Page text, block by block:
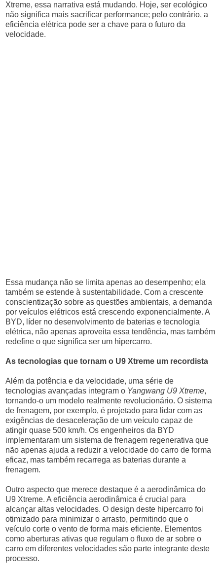
Xtreme, essa narrativa está mudando. Hoje, ser ecológico
não significa mais sacrificar performance; pelo contrário, a
eficiência elétrica pode ser a chave para o futuro da
velocidade.
Essa mudança não se limita apenas ao desempenho; ela
também se estende à sustentabilidade. Com a crescente
conscientização sobre as questões ambientais, a demanda
por veículos elétricos está crescendo exponencialmente. A
BYD, líder no desenvolvimento de baterias e tecnologia
elétrica, não apenas aproveita essa tendência, mas também
redefine o que significa ser um hipercarro.
As tecnologias que tornam o U9 Xtreme um recordista
Além da potência e da velocidade, uma série de
tecnologias avançadas integram o Yangwang U9 Xtreme,
tornando-o um modelo realmente revolucionário. O sistema
de frenagem, por exemplo, é projetado para lidar com as
exigências de desaceleração de um veículo capaz de
atingir quase 500 km/h. Os engenheiros da BYD
implementaram um sistema de frenagem regenerativa que
não apenas ajuda a reduzir a velocidade do carro de forma
eficaz, mas também recarrega as baterias durante a
frenagem.
Outro aspecto que merece destaque é a aerodinâmica do
U9 Xtreme. A eficiência aerodinâmica é crucial para
alcançar altas velocidades. O design deste hipercarro foi
otimizado para minimizar o arrasto, permitindo que o
veículo corte o vento de forma mais eficiente. Elementos
como aberturas ativas que regulam o fluxo de ar sobre o
carro em diferentes velocidades são parte integrante deste
processo.